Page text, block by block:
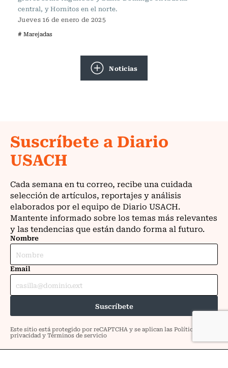
central, y Hornitos en el norte.
Jueves 16 de enero de 2025
# Marejadas
Noticias